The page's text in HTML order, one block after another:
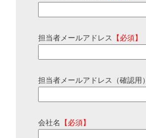
担当者メールアドレス 【必須】
担当者メールアドレス（確認用）
会社名 【必須】